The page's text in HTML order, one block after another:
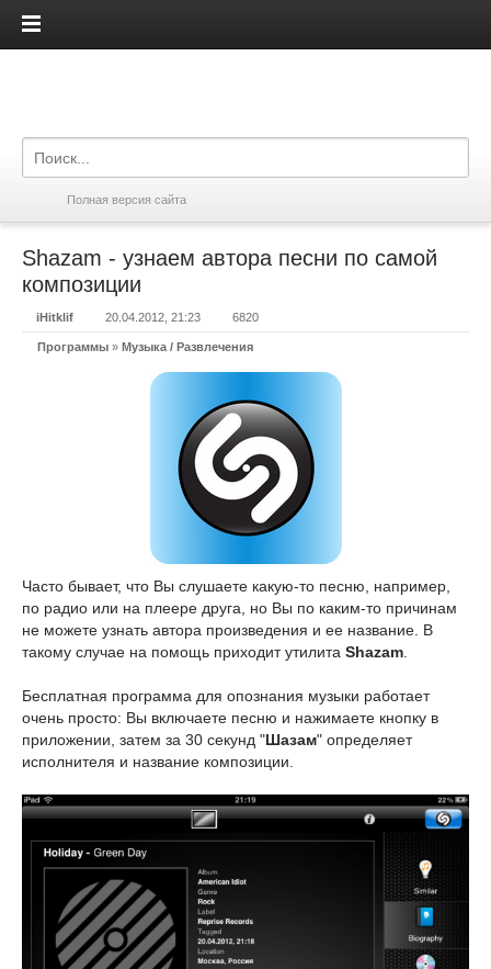
iPadis.ru
Полная версия сайта
Shazam - узнаем автора песни по самой
композиции
iHitklif 20.04.2012, 21:23 6820
Программы » Музыка / Развлечения
Часто бывает, что Вы слушаете какую-то песню, например,
по радио или на плеере друга, но Вы по каким-то причинам
не можете узнать автора произведения и ее название. В
такому случае на помощь приходит утилита Shazam
Бесплатная программа для опознания музыки работает
очень просто: Вы включаете песню и нажимаете кнопку в
приложении, затем за 30 секунд "Шазам" определяет
исполнителя и название композиции.